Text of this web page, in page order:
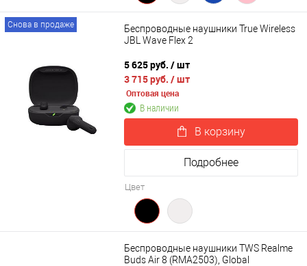
Снова в продаже
Беспроводные наушники True Wireless
JBL Wave Flex 2
5 625 руб. / шт
3 715 руб. / шт
Оптовая цена
В наличии
В корзину
Подробнее
Цвет
Беспроводные наушники TWS Realme
Buds Air 8 (RMA2503), Global